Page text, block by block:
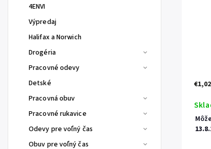
4ENVI
Výpredaj
Halifax a Norwich
Drogéria
Pracovné odevy
Detské
Pracovná obuv
Pracovné rukavice
Odevy pre voľný čas
Obuv pre voľný čas
€1,02